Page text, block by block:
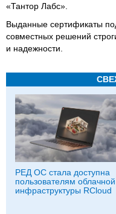
«Тантор Лабс».
Выданные сертификаты
совместных решений
и надежности.
РЕД ОС стала доступна
пользователям облачной
инфраструктуры RCloud